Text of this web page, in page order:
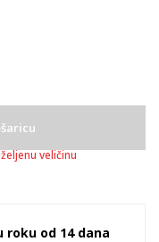
veličinu
od 14 dana